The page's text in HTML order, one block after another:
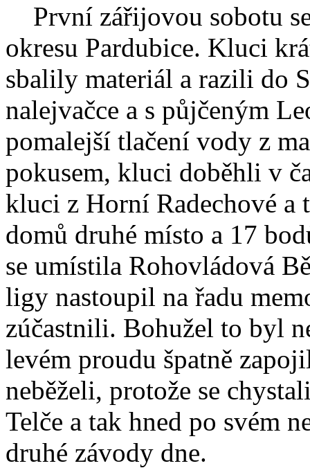
První zářijovou sobotu
okresu Pardubice. Kluci
sbalily materiál a razili do
nalejvačce a s půjčeným
pomalejší tlačení vody z
pokusem, kluci doběhli v
kluci z Horní Radechové a
domů druhé místo a 17
se umístila Rohovládová
ligy nastoupil na řadu
zúčastnili. Bohužel to byl
levém proudu špatně
neběželi, protože se
Telče a tak hned po svém
druhé závody dne.